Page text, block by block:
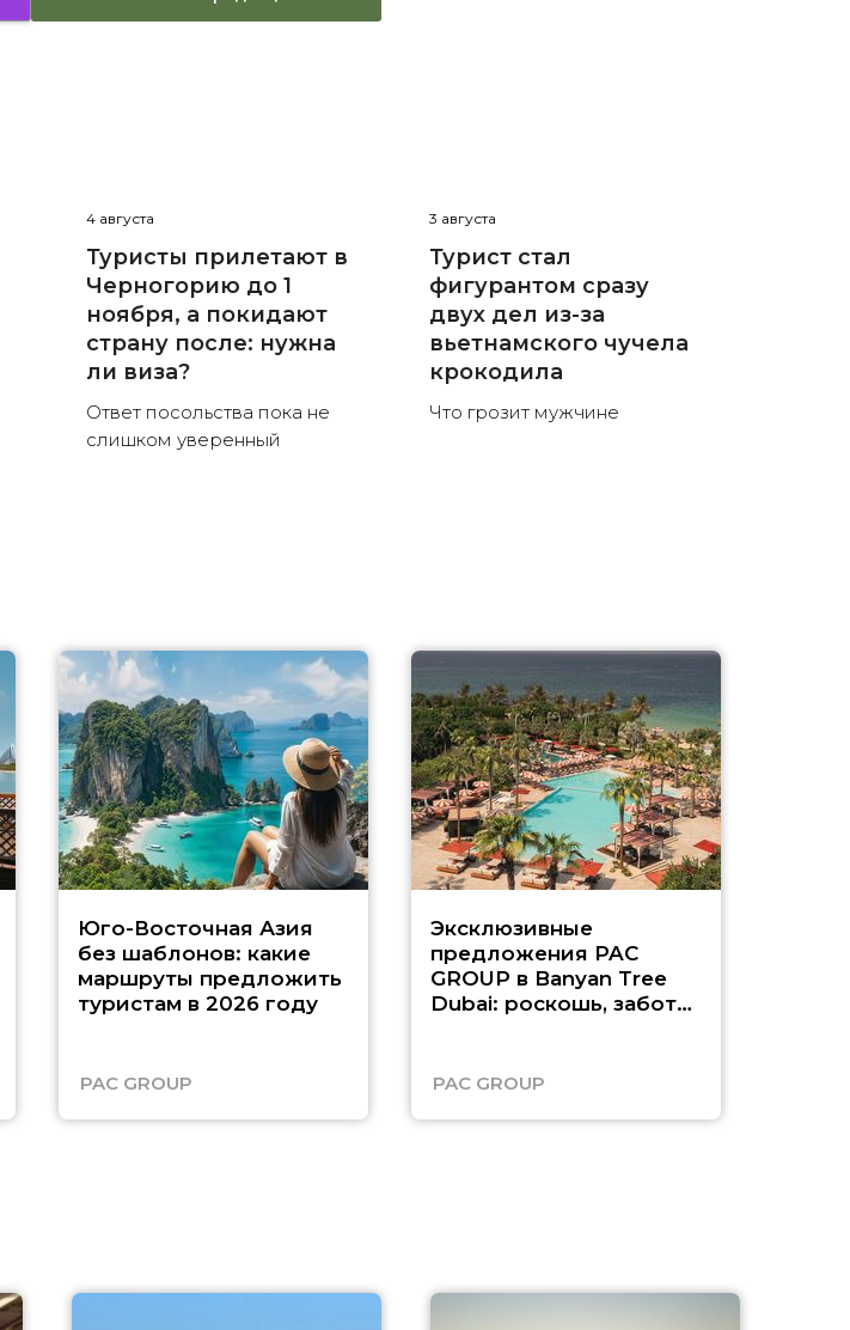
4 августа
Туристы прилетают в
Черногорию до 1
ноября, а покидают
страну после: нужна
ли виза?
Ответ посольства пока не
слишком уверенный
3 августа
Турист стал
фигурантом сразу
двух дел из-за
вьетнамского чучела
крокодила
Что грозит мужчине
Юго-Восточная Азия
без шаблонов: какие
маршруты предложить
туристам в 2026 году
PAC GROUP
Эксклюзивные
предложения PAC
GROUP в Banyan Tree
Dubai: роскошь, забота
PAC GROUP